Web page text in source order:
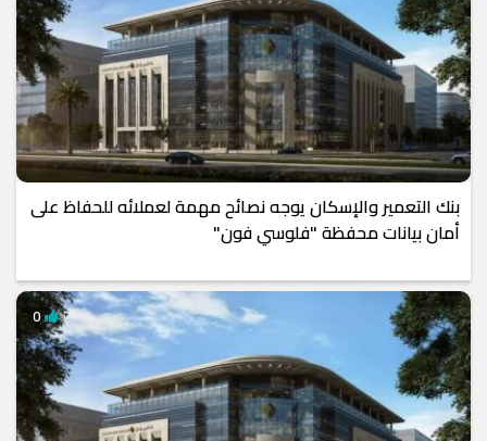
بنك التعمير والإسكان يوجه نصائح مهمة لعملائه للحفاظ على
أمان بيانات محفظة "فلوسي فون"
0